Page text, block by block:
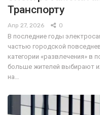
Транспорту
Апр 27, 2026 0
В последние годы
частью городской
категории «развлечения» в
больше жителей выбирают
на…